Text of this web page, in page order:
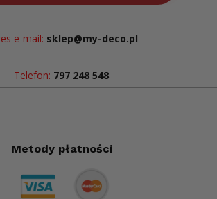
e-mail: sklep@my-deco.pl
Telefon: 797 248 548
Metody płatności